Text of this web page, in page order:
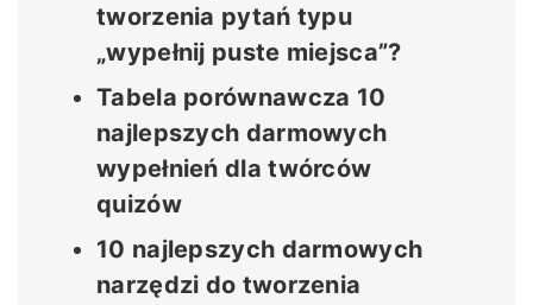
tworzenia pytań typu
„wypełnij puste miejsca”?
Tabela porównawcza 10
najlepszych darmowych
wypełnień dla twórców
quizów
10 najlepszych darmowych
narzędzi do tworzenia